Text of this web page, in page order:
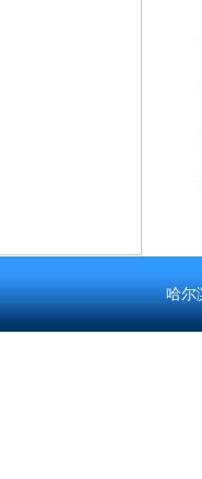
哈尔